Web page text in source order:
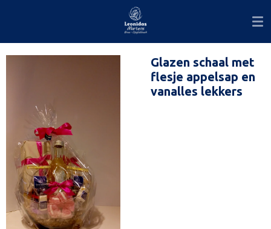
naar
de
Glazen schaal met
flesje appelsap en
vanalles lekkers